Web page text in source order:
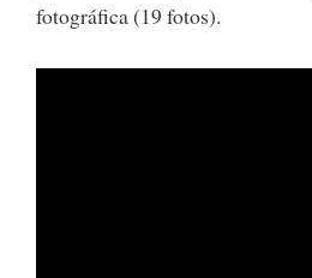
fotográfica (19 fotos).